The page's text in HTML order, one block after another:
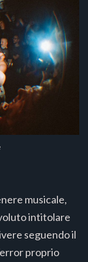
musicale,
intitolare
seguendo il
proprio